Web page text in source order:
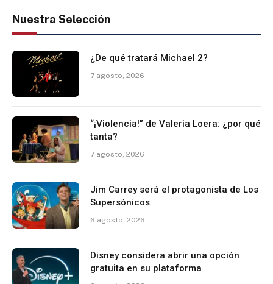
Nuestra Selección
¿De qué tratará Michael 2?
7 agosto, 2026
“¡Violencia!” de Valeria Loera: ¿por qué
tanta?
7 agosto, 2026
Jim Carrey será el protagonista de Los
Supersónicos
6 agosto, 2026
Disney considera abrir una opción
gratuita en su plataforma